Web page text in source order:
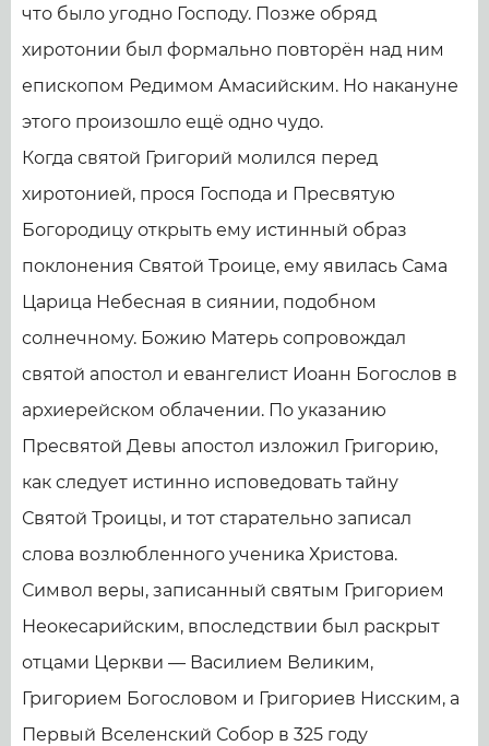
что было угодно Господу. Позже обряд
хиротонии был формально повторён над ним
епископом Редимом Амасийским. Но накануне
этого произошло ещё одно чудо.
Когда святой Григорий молился перед
хиротонией, прося Господа и Пресвятую
Богородицу открыть ему истинный образ
поклонения Святой Троице, ему явилась Сама
Царица Небесная в сиянии, подобном
солнечному. Божию Матерь сопровождал
святой апостол и евангелист Иоанн Богослов в
архиерейском облачении. По указанию
Пресвятой Девы апостол изложил Григорию,
как следует истинно исповедовать тайну
Святой Троицы, и тот старательно записал
слова возлюбленного ученика Христова.
Символ веры, записанный святым Григорием
Неокесарийским, впоследствии был раскрыт
отцами Церкви — Василием Великим,
Григорием Богословом и Григориев Нисским, а
Первый Вселенский Собор в 325 году